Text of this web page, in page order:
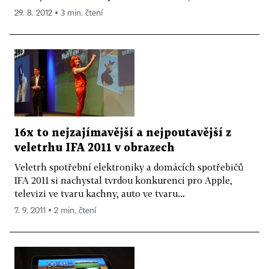
29. 8. 2012 ▪ 3 min. čtení
16x to nejzajímavější a nejpoutavější z
veletrhu IFA 2011 v obrazech
Veletrh spotřební elektroniky a domácích spotřebičů
IFA 2011 si nachystal tvrdou konkurenci pro Apple,
televizi ve tvaru kachny, auto ve tvaru...
7. 9. 2011 ▪ 2 min. čtení